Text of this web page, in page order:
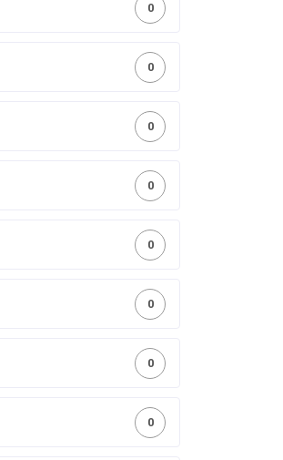
0
0
0
0
0
0
0
0